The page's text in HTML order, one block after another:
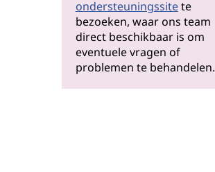
ondersteuningssitete
bezoeken, waar ons team
direct beschikbaar is om
eventuele vragen of
problemen te behandelen.